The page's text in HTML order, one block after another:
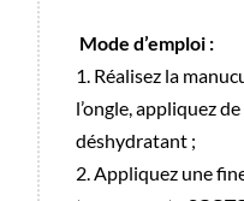
Mode d’emploi :
1. Réalisez la
l’ongle, appliquez
déshydratant ;
2. Appliquez une